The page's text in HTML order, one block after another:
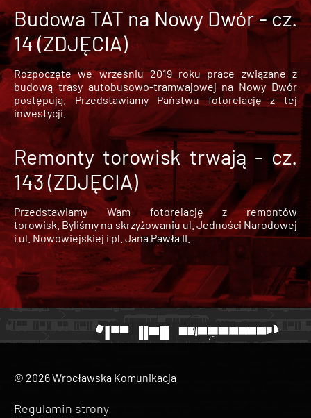
Budowa TAT na Nowy Dwór - cz.
14 (ZDJĘCIA)
Rozpoczęte we wrześniu 2019 roku prace związane z
budową trasy autobusowo-tramwajowej na Nowy Dwór
postępują. Przedstawiamy Państwu fotorelację z tej
inwestycji.
Remonty torowisk trwają - cz.
143 (ZDJĘCIA)
Przedstawiamy Wam fotorelację z remontów
torowisk. Byliśmy na skrzyżowaniu ul. Jedności Narodowej
i ul. Nowowiejskiej i pl. Jana Pawła II.
© 2026 Wrocławska Komunikacja
Regulamin strony